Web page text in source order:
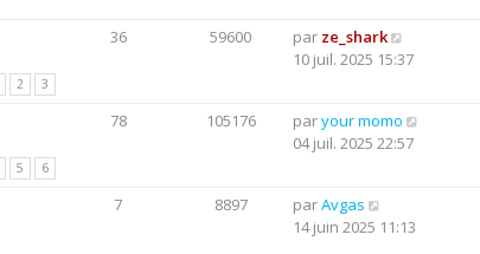
2 3
36 59600 par ze_shark
10 juil. 2025 15:37
5 6
78 105176 paryour momo
04 juil. 2025 22:57
7 8897 parAvgas
14 juin 2025 11:13